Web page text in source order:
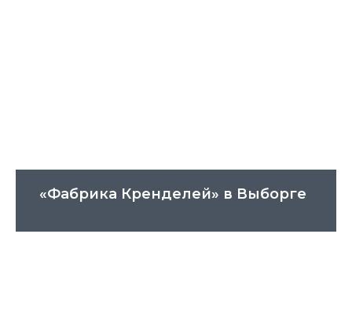
«Фабрика Кренделей» в Выборге